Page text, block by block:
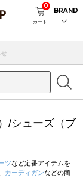
カート
0
BRAND
/シューズ（ブ
ツなど定番アイテムを
カーディガンなどの商